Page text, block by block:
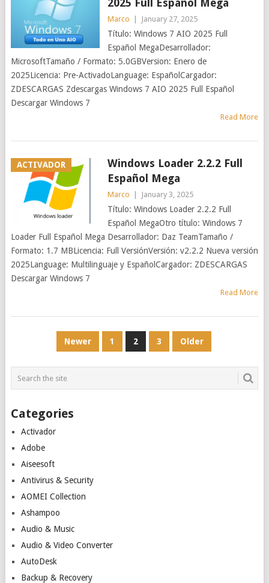
2025 Full Español Mega
Marco January 27, 2025
Título: Windows 7 AIO 2025 Full
Español MegaDesarrollador:
MicrosoftTamaño / Formato: 5.0GBVersion: Enero de
2025Licencia: Pre-ActivadoLanguage: EspañolCargador:
ZDESCARGAS Zdescargas Windows 7 AIO 2025 Full Español
Descargar Windows 7
Read More
ACTIVADOR
Windows Loader 2.2.2 Full
Español Mega
Marco January 3, 2025
Título: Windows Loader 2.2.2 Full
Español MegaOtro título: Windows 7
Loader Full Español Mega Desarrollador: Daz TeamTamaño /
Formato: 1.7 MBLicencia: Full VersiónVersión: v2.2.2 Nueva versión
2025Language: Multilinguaje y EspañolCargador: ZDESCARGAS
Descargar Windows 7
Read More
Newer 1 2 3 Older
Categories
Activador
Adobe
Aiseesoft
Antivirus & Security
AOMEI Collection
Ashampoo
Audio & Music
Audio & Video Converter
AutoDesk
Backup & Recovery